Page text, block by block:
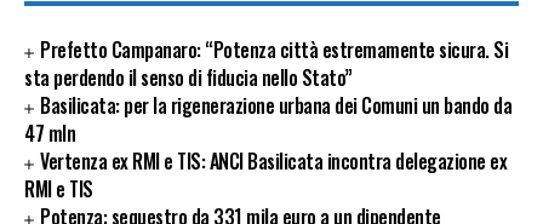
Prefetto Campanaro: “Potenza città estremamente sicura. Si
sta perdendo il senso di fiducia nello Stato”
Basilicata: per la rigenerazione urbana dei Comuni un bando da
47 mln
Vertenza ex RMI e TIS: ANCI Basilicata incontra delegazione ex
RMI e TIS
Potenza: sequestro da 331 mila euro a un dipendente